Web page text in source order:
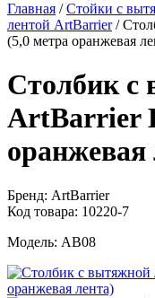
Главная /Стойки с
лентой ArtBarrier/
(5,0 метра оранжевая
Столбик с
ArtBarrier
оранжевая
Бренд: ArtBarrier
Код товара: 10220-7
Модель: AB08